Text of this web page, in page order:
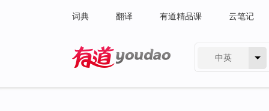
词典 翻译 有道精品课 云笔记
中英